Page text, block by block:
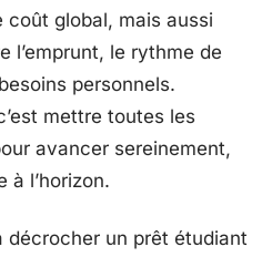
coût global, mais aussi
l’emprunt, le rythme de
personnels.
mettre toutes les
avancer sereinement,
à l’horizon.
décrocher un prêt étudiant